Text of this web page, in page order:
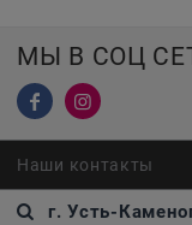
МЫ В СОЦ
Наши контакты
г. Усть-